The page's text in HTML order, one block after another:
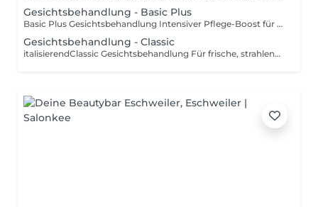
Gesichtsbehandlung - Basic Plus
Basic Plus Gesichtsbehandlung Intensiver Pflege-Boost für deine Haut Die Basic Plus Gesichtsbehandlung geht über die klassische Pflege hinaus und ist ideal für Personen, die verstärkt unter Unreinheiten oder Pickelmalen leiden. Sie umfasst eine gründliche Reinigung, ein sanftes Peeling mit Bedampfen, die gezielte Entfernung von Unreinheiten sowie eine aktivreiche Maske, die die Haut tief pflegt und mit wertvollen Inhaltsstoffen versorgt. Diese Behandlung sorgt für tiefe Hydration, sichtbar mehr Vitalität und einen klaren, gesunden Teint perfekt für alle, die ihrer Haut einen zusätzlichen Pflege-Boost schenken möchten. Buche jetzt deine Basic Plus Gesichtsbehandlung und erlebe intensiv gepflegte, revitalisierte Haut!
Gesichtsbehandlung - Classic
italisierendClassic Gesichtsbehandlung Für frische, strahlende Haut Die Classic Gesichtsbehandlung bietet eine umfassende Pflege für dein Gesicht und sorgt für eine sichtbar frische, vitale Ausstrahlung. Sie umfasst eine gründliche Reinigung, Augenbrauenkorrektur, ein sanftes Peeling mit Bedampfen, die gezielte Entfernung von Unreinheiten sowie eine beruhigende Maske. Zusätzlich genießt du eine Massage von Gesicht, Hals und Dekolleté, die die Haut intensiv mit Feuchtigkeit und Nährstoffen versorgt. Abgerundet wird die Behandlung durch eine Wirkstoffampulle und die passende Abschlusspflege für ein weiches, erfrischtes Hautgefühl. Ideal für alle Hauttypen, die ihrer Haut neue Vitalität und Strahlkraft schenken möchten. Buche jetzt deine Classic Gesichtsbehandlung und erlebe tiefenreinigte, revitalisierte Haut!e Gesichtsbehandlung!